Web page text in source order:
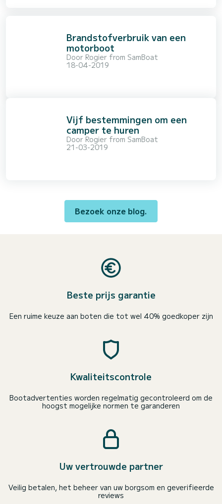
Brandstofverbruik van een
motorboot
Door Rogier from SamBoat
18-04-2019
Vijf bestemmingen om een
camper te huren
Door Rogier from SamBoat
21-03-2019
Bezoek onze blog.
Beste prijs garantie
Een ruime keuze aan boten die tot wel 40% goedkoper zijn
Kwaliteitscontrole
Bootadvertenties worden regelmatig gecontroleerd om de
hoogst mogelijke normen te garanderen
Uw vertrouwde partner
Veilig betalen, het beheer van uw borgsom en geverifieerde
reviews